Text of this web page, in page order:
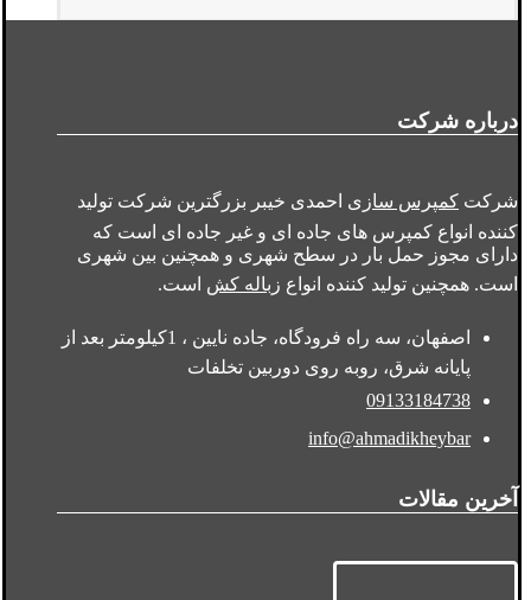
درباره شرکت
شرکت کمپرس سازی احمدی خیبر بزرگترین شرکت تولید
کننده انواع کمپرس های جاده ای و غیر جاده ای است که
دارای مجوز حمل بار در سطح شهری و همچنین بین شهری
است. همچنین تولید کننده انواع زباله کش است.
اصفهان، سه راه فرودگاه، جاده نایین ، 1کیلومتر بعد از
پایانه شرق، روبه روی دوربین تخلفات
09133184738
info@ahmadikheybar
آخرین مقالات